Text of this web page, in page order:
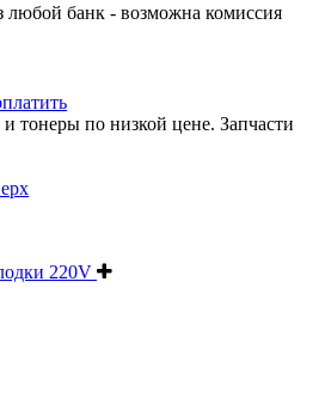
любой банк - возможна комиссия
тонеры по низкой цене. Запчасти
220V